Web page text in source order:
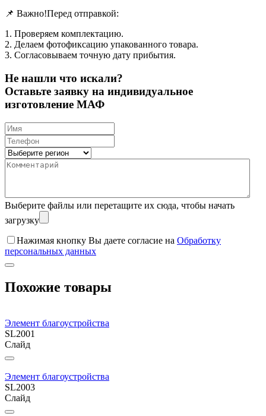
📌 Важно!Перед отправкой:
1. Проверяем комплектацию.
2. Делаем фотофиксацию упакованного товара.
3. Согласовываем точную дату прибытия.
Не нашли что искали?
Оставьте заявку на индивидуальное
изготовление МАФ
Выберите файлы или перетащите их сюда, чтобы начать
загрузку
Нажимая кнопку Вы даете согласие на Обработку
персональных данных
Похожие товары
Элемент благоустройства
SL2001
Слайд
Элемент благоустройства
SL2003
Слайд